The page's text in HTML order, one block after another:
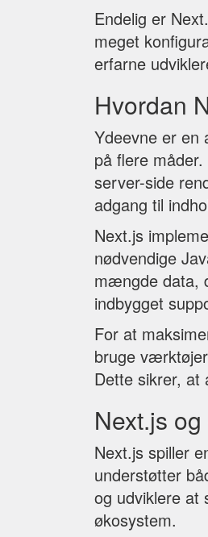
Endelig er
meget
erfarne
Hvordan
Ydeevne er en
på flere
server-side
adgang til
Next.js
nødvendige
mængde data,
indbygget
For at
bruge
Dette sikrer, at
Next.js
Next.js spiller
understøtter
og udviklere at
økosystem.